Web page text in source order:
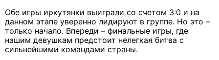
Обе игры иркутянки выиграли со счетом 3:0 и на
данном этапе уверенно лидируют в группе. Но это –
только начало. Впереди – финальные игры, где
нашим девушкам предстоит нелегкая битва с
сильнейшими командами страны.